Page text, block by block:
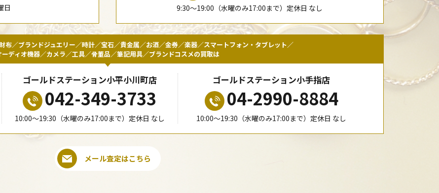
日 9:30〜19:00（水曜のみ17:00まで）定休日 なし
布／ブランドジュエリー／時計／宝石／貴金属／お酒／金券／楽器／スマートフォン・タブレット／
ーディオ機器／カメラ／工具／骨董品／筆記用具／ブランドコスメの買取は
ゴールドステーション小平小川町店
042-349-3733
10:00〜19:30（水曜のみ17:00まで）定休日 なし
ゴールドステーション小手指店
04-2990-8884
10:00〜19:30（水曜のみ17:00まで）定休日 なし
メール査定はこちら